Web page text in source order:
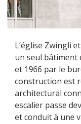
L’église Zwingli
un seul bâtiment
et 1966 par le
construction est
architectural
escalier passe
et conduit à une